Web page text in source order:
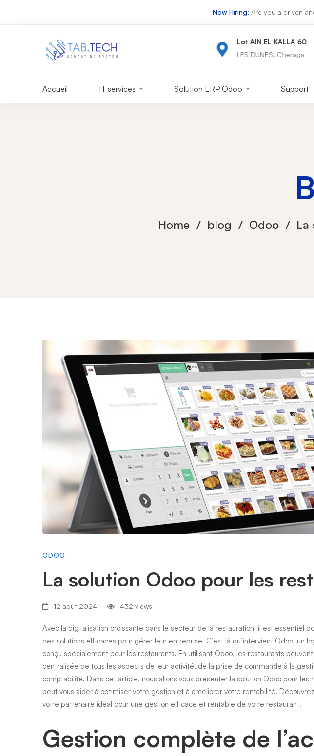
Now Hiring: Are you a driven
Whatapp 24/7
+213 549 007 213
Lot AIN EL KALLA 60
LES DUNES, Cheraga
Accueil IT services Solution ERP Odoo Support
Home blog Odoo La
La
solution
Odoo
pour
les
restaurants
ODOO
La solution Odoo pour les
12 août 2024 432 views
Avec la digitalisation croissante dans le secteur de la restauration, il est essentiel
des solutions efficaces pour gérer leur entreprise. C’est là qu’intervient Odoo, un
conçu spécialement pour les restaurants. En utilisant Odoo, les restaurants
centralisée de tous les aspects de leur activité, de la prise de commande à la
comptabilité. Dans cet article, nous allons vous présenter la solution Odoo pour
peut vous aider à optimiser votre gestion et à améliorer votre rentabilité.
votre partenaire idéal pour une gestion efficace et rentable de votre restaurant.
Gestion complète de